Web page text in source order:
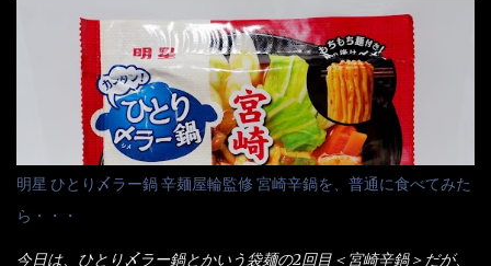
りました～ 熱湯によりカップ内に対流が起こり、表層が泡立っ
ている～ 隣に用意したのが、ホワイトカップ丼型です。 こちら
へ内容物を全て移すのと同時に、スープも満遍なく全体に行き渡
させる。 箸で麺から移動させ、具とスープは最後に移すとこうな
りました。 良い感じではないか！ やはり一部粉末スープが縦型
カップの壁面に残っていたので、ぜーんぶ箸等で落としてホワイ
トカップへ。 まずは麺を見ると、カップヌードルとしては太く平
打ちで縮れてます。 ■蒙古タンメン中本の麺 蒙古タンメンの方
は、やはり太く平打ちですが麺の厚みがあるような・・・ 食感
は、どちらも柔らかいと感じは同じ。 湯に戻りやすい特性が強
てみないといけないじゃん！（知るのが遅い） リニューアル前の
は食べた事あるのよ！でもここ数年は、カップ麺の方が話題性も
品揃えも上じゃん！ だって話題性の無いのを食べても・・・しょ
うが無いじゃん！ 日本で話題性が無いのに、外国の人には尚更ね
ぇ～ 袋麺と云えば【サッポロ一番】と云われる程だが、10年位前
に革新的な袋麺が出た！ それは『マルちゃん正麺』と云われる商
品！！ 生麺感覚～と大御所俳優の役所広司を起用したCMで一躍
有名になりTOPに・・・その後ライバルとして日清から【ラ王】
がリリース！つまり今回の【日清のラーメン屋さん】は、袋麺と
しては廉価版のポジション・・・ 事実ラ王は、HPでは別扱い！
明星 ひとり〆ラー鍋 辛麺屋輪監修 宮崎辛鍋を、普通に食べてみた
ら・・・
今日は、ひとり〆ラー鍋とかいう袋麺の2回目＜宮崎辛鍋＞だが、